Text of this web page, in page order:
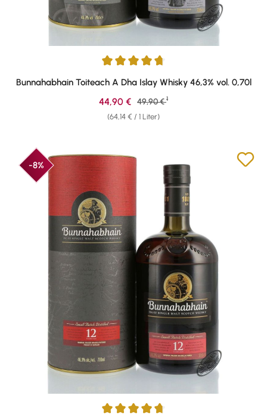
Durchschnittliche Bewertung von 4.82 von 5 Sternen
Bunnahabhain Toiteach A Dha Islay Whisky 46,3% vol. 0,70l
(64,14 € / 1 Liter)
Verkaufspreis:
44,90 € Regulärer Preis:
49,90 € 1
-8%